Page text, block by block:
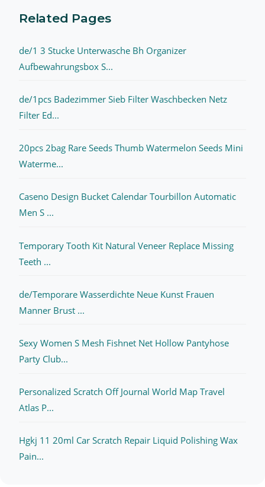
Related Pages
de/1 3 Stucke Unterwasche Bh Organizer
Aufbewahrungsbox S...
de/1pcs Badezimmer Sieb Filter Waschbecken Netz
Filter Ed...
20pcs 2bag Rare Seeds Thumb Watermelon Seeds Mini
Waterme...
Caseno Design Bucket Calendar Tourbillon Automatic
Men S ...
Temporary Tooth Kit Natural Veneer Replace Missing
Teeth ...
de/Temporare Wasserdichte Neue Kunst Frauen
Manner Brust ...
Sexy Women S Mesh Fishnet Net Hollow Pantyhose
Party Club...
Personalized Scratch Off Journal World Map Travel
Atlas P...
Hgkj 11 20ml Car Scratch Repair Liquid Polishing Wax
Pain...